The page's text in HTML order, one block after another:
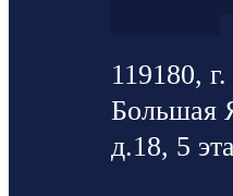
119180,
Большая
д.18, 5